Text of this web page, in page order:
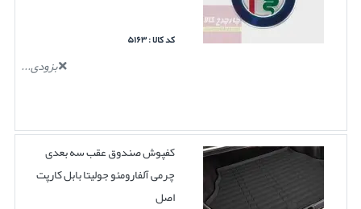
کد کالا : ۵۱۶۳
بزودی...
کفپوش صندوق عقب سه بعدی
چرمی آلفارومئو جولیتا بابل کارپت
اصل